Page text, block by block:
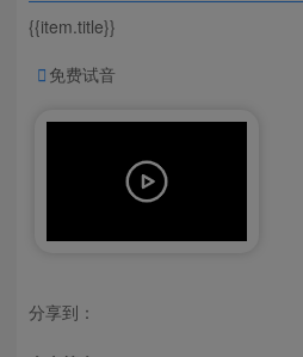
{{item.title}}
 免费试音
分享到：